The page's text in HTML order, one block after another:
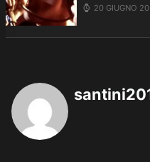
20 GIUGNO